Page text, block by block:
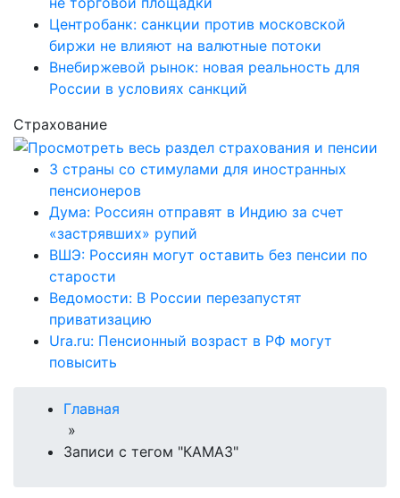
Центробанк: санкции против московской
биржи не влияют на валютные потоки
Внебиржевой рынок: новая реальность для
России в условиях санкций
Страхование
3 страны со стимулами для иностранных
пенсионеров
Дума: Россиян отправят в Индию за счет
«застрявших» рупий
ВШЭ: Россиян могут оставить без пенсии по
старости
Ведомости: В России перезапустят
приватизацию
Ura.ru: Пенсионный возраст в РФ могут
повысить
Главная
»
Записи с тегом "КАМАЗ"